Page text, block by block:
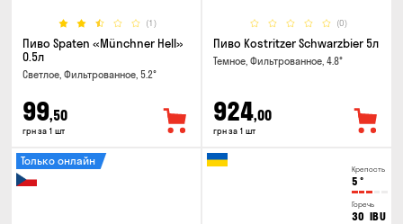
(1)
Пиво Spaten «Münchner Hell»
0.5л
Светлое, Фильтрованное, 5.2°
99,50
грн за 1 шт
(0)
Пиво Kostritzer Schwarzbier 5л
Темное, Фильтрованное, 4.8°
924,00
грн за 1 шт
Только онлайн
Крепость
5 °
Горечь
30 IBU